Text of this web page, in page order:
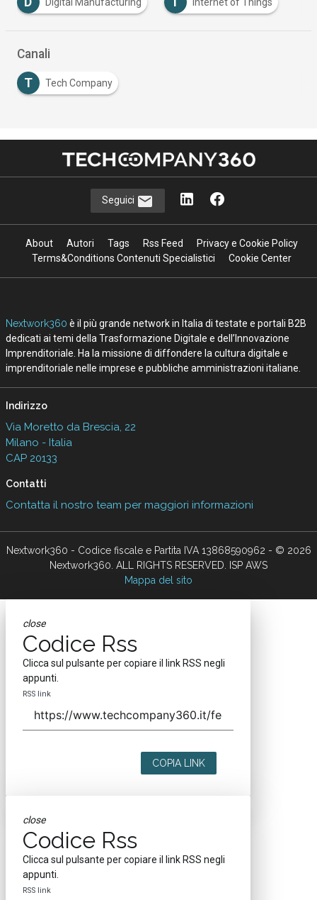
Who's Who
Aziende
AzzurroDigitale E Electrolux
Argomenti
Canali
T Tech Company
About Autori Tags Rss Feed
Privacy e Cookie Policy
Terms&Conditions Contenuti Specialistici
Cookie Center
dedicati ai temi della Trasformazione Digitale e dell’Innovazione
Imprenditoriale. Ha la missione di diffondere la cultura digitale e
imprenditoriale nelle imprese e pubbliche amministrazioni italiane.
Indirizzo
Via Moretto da Brescia, 22
Milano - Italia
Nextwork360 - Codice fiscale e Partita IVA 13868590962 - © 2026
Nextwork360. ALL RIGHTS RESERVED. ISP AWS
Mappa del sito